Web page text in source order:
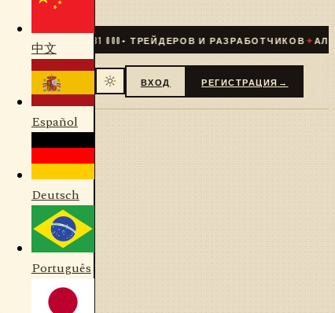
СООБЩЕСТВО 31 000+ ТРЕЙДЕРОВ И РАЗРАБОТЧИКОВ ✦
中文
Español
Deutsch
Português
ВХОД РЕГИСТРАЦИЯ →